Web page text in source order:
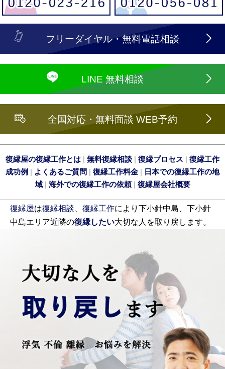
フリーダイヤル・無料電話相談
LINE 無料相談
全国対応・無料面談 WEB予約
復縁屋の復縁工作とは | 無料復縁相談 | 復縁プロセス | 復縁工作
成功例 | よくあるご質問 | 復縁工作料金 | 日本での復縁工作の地
域| 海外での復縁工作の依頼| 復縁屋会社概要
復縁屋は復縁相談 復縁工作により下小針中島、下小針
中島エリア近隣の復縁したい大切な人を取り戻します。